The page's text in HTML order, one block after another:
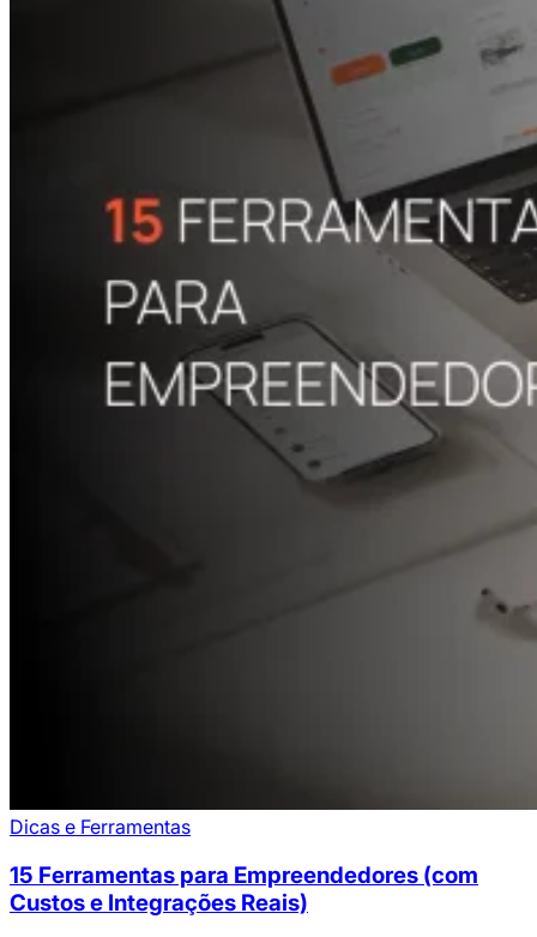
Dicas e Ferramentas
15 Ferramentas para Empreendedores (com
Custos e Integrações Reais)